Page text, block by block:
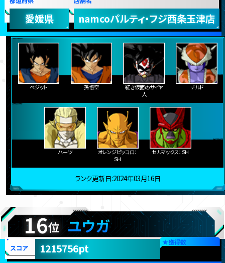
愛媛県 namcoパルティ・フジ西条玉津店
ベジット 孫悟空
紅き仮面のサイヤ
人
チルド
ハーツ
オレンジピッコロ：
ＳＨ
セルマックス：ＳＨ
ランク更新日:2024年03月16日
16位 ユウガ
★獲得数
スコア 1215756pt